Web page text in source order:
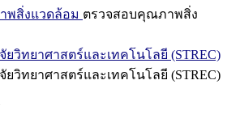
พสิ่งแวดล้อม ตรวจสอบคุณภาพสิ่ง
ยวิทยาศาสตร์และเทคโนโลยี (STREC)
ยวิทยาศาสตร์และเทคโนโลยี (STREC)